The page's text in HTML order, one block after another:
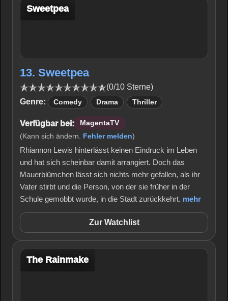
Sweetpea
13. Sweetpea
(0/10 Sterne)
Genre:
Comedy Drama Thriller
Verfügbar bei:
MagentaTV
(Kann sich ändern. Fehler melden)
Rhiannon Lewis hinterlässt keinen Eindruck im Leben
und hat sich scheinbar damit arrangiert. Doch das
Mauerblümchen lässt sich nichts mehr gefallen, als ihr
Vater stirbt und die Person, von der sie früher in der
Schule gemobbt wurde, in die Stadt zurückkehrt. mehr
Zur Watchlist
The Rainmake